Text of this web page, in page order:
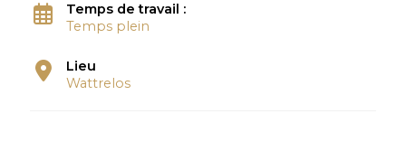
Temps de travail :
Temps plein
Lieu
Wattrelos